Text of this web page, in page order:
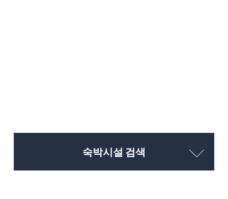
숙박시설 검색